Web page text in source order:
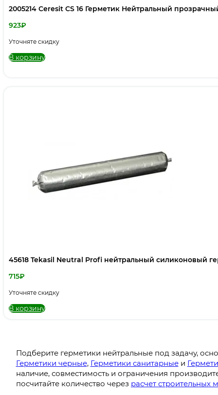
2005214 Ceresit CS 16 Герметик Нейтральный
923₽
Уточняте скидку
В корзину
45618 Tekasil Neutral Profi нейтральный силиконовый
715₽
Уточняте скидку
В корзину
Подберите герметики нейтральные под задачу,
Герметики черные, Герметики санитарныеи
наличие, совместимость и ограничения
посчитайте количество через расчет строительных